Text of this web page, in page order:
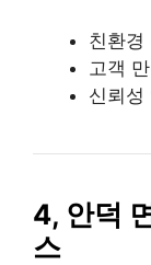
친환경
고객
신뢰성
4, 안덕
스